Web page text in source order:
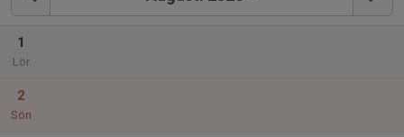
1
Lör
2
Sön